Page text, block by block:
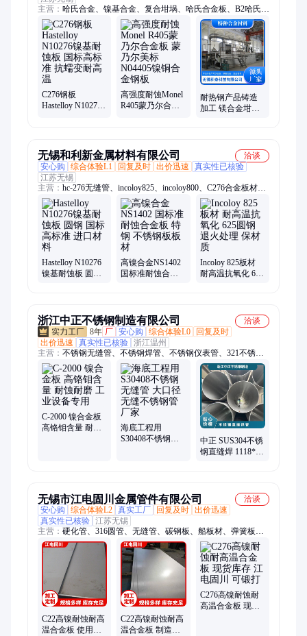
主营： 哈氏合金、镍基合金、复合坩埚、哈氏合金板、B2哈氏合
金板材、Monel400钢板、蒙乃尔400钢板、熔镁坩埚、熔铝坩
埚、井式炉、台车炉、井式渗碳炉、铝合金淬火炉、不锈钢复合
坩埚、C276哈氏合金、哈氏合金圆钢、哈氏合金管、
Inconel625、NM400圆棒、哈氏合金法兰、哈氏合金锻件、c22合
金管、C276哈氏合金法兰、C276合金法兰、熔铜坩埚
C276钢板
Hastelloy N10276
高强度耐蚀Monel
R405蒙乃尔合金
耐热钢产品铸造
加工 镁合金坩埚
无锡和利新金属材料有限公司
洽谈
安心购
综合体验L1 回复及时 出价迅速
真实性已核验
江苏无锡
主营： hc-276无缝管、incoloy825、incoloy800、C276合金板材、
monel400钢板、n06601钢板、铜镍板材、镍基钢板、爆炸复合钢
板、哈氏合金、耐热钢管、铜镍换热管
Hastelloy N10276
镍基耐蚀板 圆钢
高镍合金NS1402
国标准耐蚀合金
Incoloy 825板材
耐高温抗氧化 625
浙江中正不锈钢制造有限公司
洽谈
8年 厂 安心购 综合体验L0
回复及时
出价迅速
真实性已核验 浙江温州
主营： 不锈钢无缝管、不锈钢焊管、不锈钢仪表管、321不锈钢
板、卫生级不锈钢无缝管、光亮退火管、AP脱脂管、BA管、EP
不锈钢管、EP电解抛光管、不锈钢管、食品级不锈钢管、卫生级
不锈钢无缝钢管、BA不锈钢无缝管、304不锈钢管、316L不锈钢
管、TP321不锈钢管、347H不锈钢管、TP347H不锈钢管、BA无
缝钢管、BA精密管
C-2000 镍合金板
高铬钼含量 耐蚀
海底工程用
S30408不锈钢无
中正 SUS304不锈
钢直缝焊 1118*10
无锡市江电固川金属管件有限公司
洽谈
安心购
综合体验L2 真实工厂 回复及时 出价迅速
真实性已核验 江苏无锡
主营： 硬化管、316圆管、无缝管、碳钢板、船板材、弹簧板、
合金板、n04金板、耐酸板、齿轮钢、锈钢管、换热管、封装
管、冷拔管、镍合金、方形管、合金带、圆棒料、圆钢管、铝钢
材、酸洗卷、合金管、铬镍管、304焊管、弹簧钢
C22高镍耐蚀耐高
温合金板 使用范
C22高镍耐蚀耐高
温合金板 制造用
C276高镍耐蚀耐
高温合金板 现货